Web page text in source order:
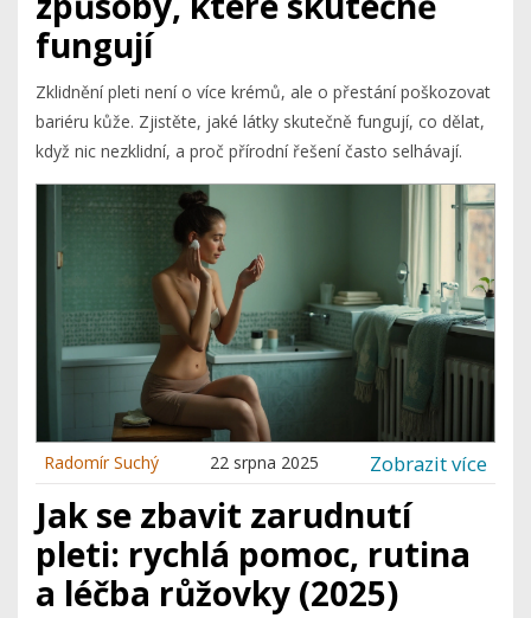
fungují
Zklidnění pleti není o více krémů, ale o přestání poškozovat
bariéru kůže. Zjistěte, jaké látky skutečně fungují, co dělat,
když nic nezklidní, a proč přírodní řešení často selhávají.
Radomír Suchý 22 srpna 2025 Zobrazit více
Jak se zbavit zarudnutí
pleti: rychlá pomoc, rutina
a léčba růžovky (2025)